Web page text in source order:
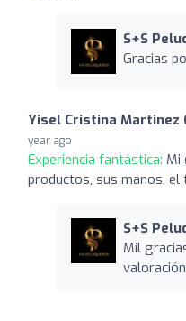
S+S
Gracias
Yisel Cristina Martinez
year ago
Experiencia fantástica: Mi
productos, sus manos,
S+S
Mil
valoración